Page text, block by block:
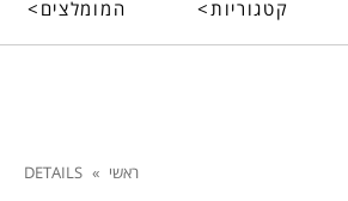
קטגוריות> המומלצים>
ראשי »
DETAILS